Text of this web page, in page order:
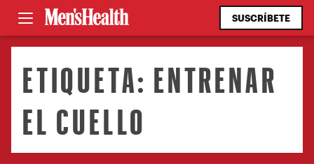
SUSCRÍBETE
ETIQUETA: ENTRENAR
EL CUELLO